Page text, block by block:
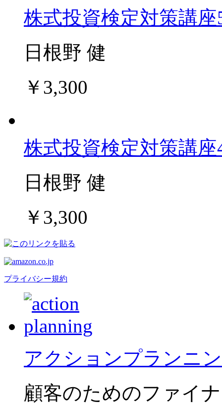
株式投資検定対策講
日根野 健
￥3,300
株式投資検定対策講
日根野 健
￥3,300
プライバシー規約
アクションプランニ
顧客のためのファイ